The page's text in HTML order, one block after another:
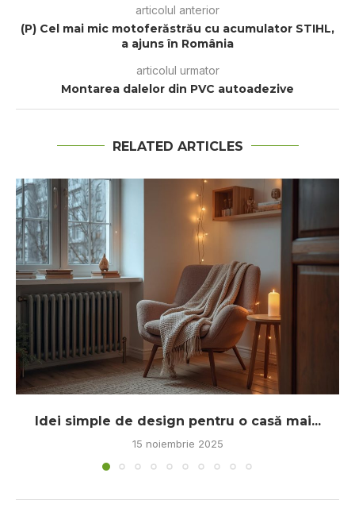
articolul anterior
(P) Cel mai mic motoferăstrău cu acumulator STIHL,
a ajuns în România
articolul urmator
Montarea dalelor din PVC autoadezive
RELATED ARTICLES
Idei simple de design pentru o casă mai...
15 noiembrie 2025